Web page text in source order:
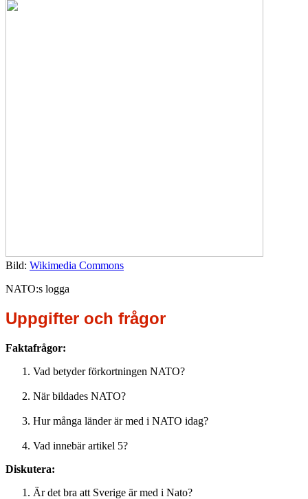
Bild: Wikimedia Commons
NATO:s logga
Uppgifter och frågor
Faktafrågor:
Vad betyder förkortningen NATO?
När bildades NATO?
Hur många länder är med i NATO idag?
Vad innebär artikel 5?
Diskutera:
Är det bra att Sverige är med i Nato?